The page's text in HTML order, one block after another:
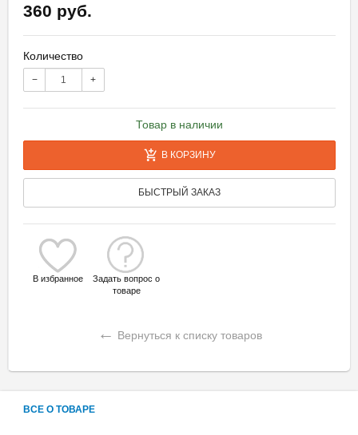
360 руб.
Количество
− +
Товар в наличии
В КОРЗИНУ
БЫСТРЫЙ ЗАКАЗ
В избранное
Задать вопрос о
товаре
← Вернуться к списку товаров
ВСЕ О ТОВАРЕ